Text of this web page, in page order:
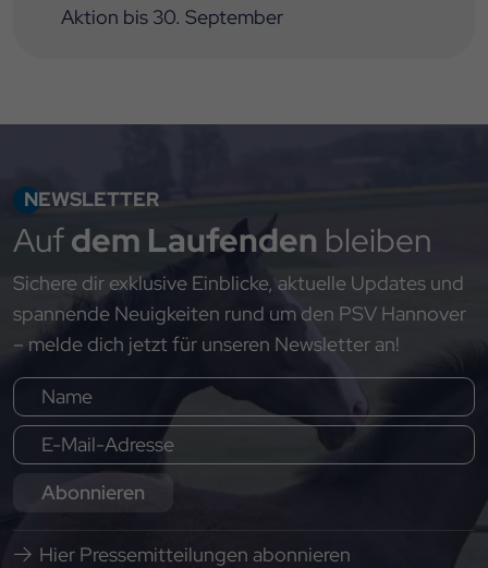
Aktion bis 30. September
NEWSLETTER
Aufdem Laufenden bleiben
Sichere dir exklusive Einblicke, aktuelle Updates und
spannende Neuigkeiten rund um den PSV Hannover
– melde dich jetzt für unseren Newsletter an!
Abonnieren
Hier Pressemitteilungen abonnieren